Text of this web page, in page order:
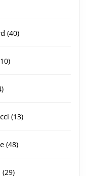
4040
1010
54
1313
4848
2929